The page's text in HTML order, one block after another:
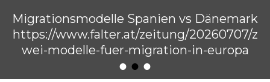
•••
Migrationsmodelle Spanien vs Dänemark
https://www.falter.at/zeitung/20260707/z
wei-modelle-fuer-migration-in-europa
Raimund Löw